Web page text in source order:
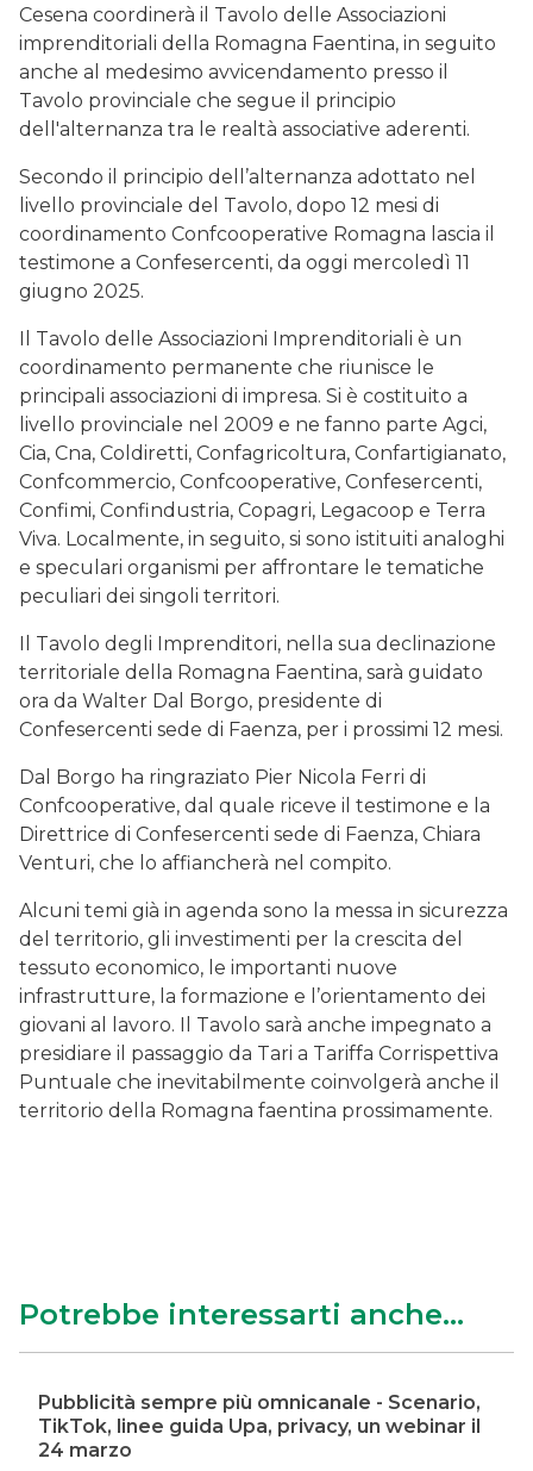
Cesena coordinerà il Tavolo delle Associazioni
imprenditoriali della Romagna Faentina, in seguito
anche al medesimo avvicendamento presso il
Tavolo provinciale che segue il principio
dell'alternanza tra le realtà associative aderenti.
Secondo il principio dell’alternanza adottato nel
livello provinciale del Tavolo, dopo 12 mesi di
coordinamento Confcooperative Romagna lascia il
testimone a Confesercenti, da oggi mercoledì 11
giugno 2025.
Il Tavolo delle Associazioni Imprenditoriali è un
coordinamento permanente che riunisce le
principali associazioni di impresa. Si è costituito a
livello provinciale nel 2009 e ne fanno parte Agci,
Cia, Cna, Coldiretti, Confagricoltura, Confartigianato,
Confcommercio, Confcooperative, Confesercenti,
Confimi, Confindustria, Copagri, Legacoop e Terra
Viva. Localmente, in seguito, si sono istituiti analoghi
e speculari organismi per affrontare le tematiche
peculiari dei singoli territori.
Il Tavolo degli Imprenditori, nella sua declinazione
territoriale della Romagna Faentina, sarà guidato
ora da Walter Dal Borgo, presidente di
Confesercenti sede di Faenza, per i prossimi 12 mesi.
Dal Borgo ha ringraziato Pier Nicola Ferri di
Confcooperative, dal quale riceve il testimone e la
Direttrice di Confesercenti sede di Faenza, Chiara
Venturi, che lo affiancherà nel compito.
Alcuni temi già in agenda sono la messa in sicurezza
del territorio, gli investimenti per la crescita del
tessuto economico, le importanti nuove
infrastrutture, la formazione e l’orientamento dei
giovani al lavoro. Il Tavolo sarà anche impegnato a
presidiare il passaggio da Tari a Tariffa Corrispettiva
Puntuale che inevitabilmente coinvolgerà anche il
territorio della Romagna faentina prossimamente.
Potrebbe interessarti anche...
Pubblicità sempre più omnicanale - Scenario,
TikTok, linee guida Upa, privacy, un webinar il
24 marzo